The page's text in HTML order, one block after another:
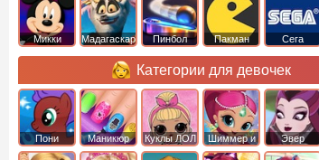
Микки
Мадагаскар Пинбол Пакман Сега
Категории для девочек
Пони
креатор
Маникюр Куклы ЛОЛ
Шиммер и
Шайн
Эвер
Афтер Хай